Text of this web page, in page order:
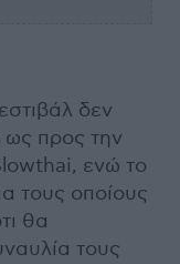
δεν
ως προς την
ενώ το
τους οποίους
θα
τους